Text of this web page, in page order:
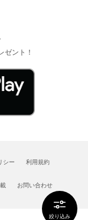
絞り込み
ゼント！
シー 利用規約
お問い合わせ